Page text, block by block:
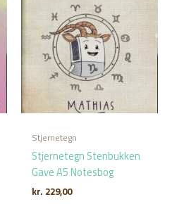
Stjernetegn
Stjernetegn Stenbukken
Gave A5 Notesbog
kr. 229,00